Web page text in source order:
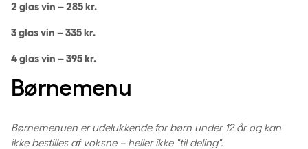
2 glas vin – 285 kr.
3 glas vin – 335 kr.
4 glas vin – 395 kr.
Børnemenu
Børnemenuen er udelukkende for børn under 12 år og kan
ikke bestilles af voksne – heller ikke "til deling".